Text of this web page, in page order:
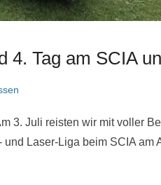
4. Tag am SCIA
3. Juli reisten wir mit voller
Laser-Liga beim SCIA am